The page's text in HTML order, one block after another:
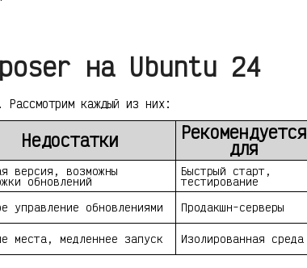
на Ubuntu 24
Рассмотрим каждый из них:
Недостатки Рекомендуется
для
версия, возможны
обновлений
Быстрый старт,
тестирование
управление обновлениями Продакшн-серверы
места, медленнее запуск Изолированная среда